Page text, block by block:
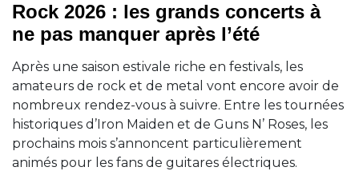
Rock 2026 : les grands concerts à
ne pas manquer après l’été
Après une saison estivale riche en festivals, les
amateurs de rock et de metal vont encore avoir de
nombreux rendez-vous à suivre. Entre les tournées
historiques d’Iron Maiden et de Guns N’ Roses, les
prochains mois s’annoncent particulièrement
animés pour les fans de guitares électriques.